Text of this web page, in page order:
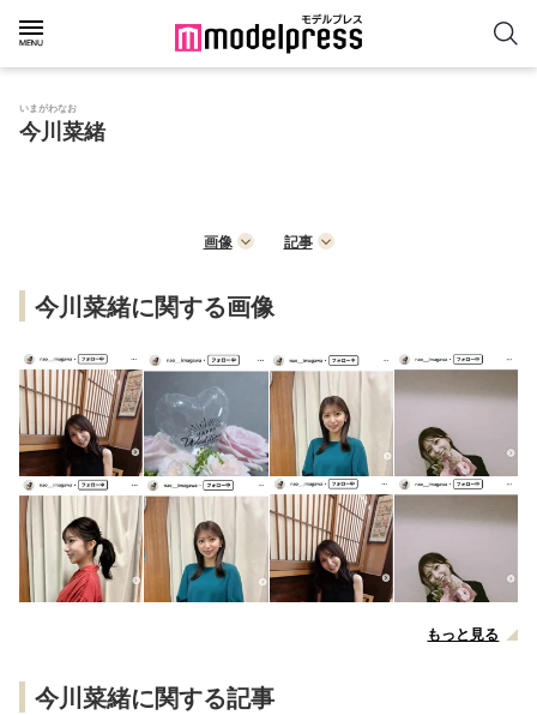
いまがわなお
今川菜緒
画像 記事
今川菜緒に関する画像
もっと見る
今川菜緒に関する記事